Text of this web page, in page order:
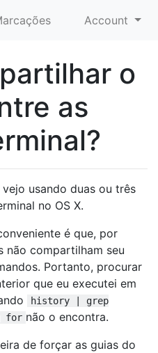
Account
o
as
vejo usando duas ou três
no OS X.
é que, por
não compartilham seu
Portanto, procurar
que eu executei em
history | grep
for não o encontra.
de forçar as guias do